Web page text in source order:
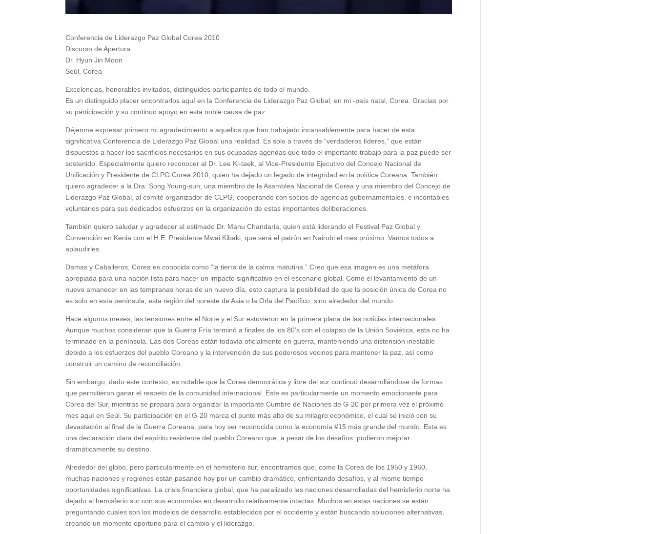
Conferencia de Liderazgo Paz Global Corea 2010
Discurso de Apertura
Dr. Hyun Jin Moon
Seúl, Corea
Excelencias, honorables invitados, distinguidos participantes de todo el mundo.
Es un distinguido placer encontrarlos aquí en la Conferencia de Liderazgo Paz Global, en mi -país natal, Corea. Gracias por
su participación y su continuo apoyo en esta noble causa de paz.
Déjenme expresar primero mi agradecimiento a aquellos que han trabajado incansablemente para hacer de esta
significativa Conferencia de Liderazgo Paz Global una realidad. Es solo a través de “verdaderos líderes,” que están
dispuestos a hacer los sacrificios necesarios en sus ocupadas agendas que todo el importante trabajo para la paz puede ser
sostenido. Especialmente quiero reconocer al Dr. Lee Ki-taek, al Vice-Presidente Ejecutivo del Concejo Nacional de
Unificación y Presidente de CLPG Corea 2010, quien ha dejado un legado de integridad en la política Coreana. También
quiero agradecer a la Dra. Song Young-sun, una miembro de la Asamblea Nacional de Corea y una miembro del Concejo de
Liderazgo Paz Global, al comité organizador de CLPG, cooperando con socios de agencias gubernamentales, e incontables
voluntarios para sus dedicados esfuerzos en la organización de estas importantes deliberaciones.
También quiero saludar y agradecer al estimado Dr. Manu Chandaria, quien está liderando el Festival Paz Global y
Convención en Kenia con el H.E. Presidente Mwai Kibaki, que será el patrón en Nairobi el mes próximo. Vamos todos a
aplaudirles.
Damas y Caballeros, Corea es conocida como “la tierra de la calma matutina.” Creo que esa imagen es una metáfora
apropiada para una nación lista para hacer un impacto significativo en el escenario global. Como el levantamiento de un
nuevo amanecer en las tempranas horas de un nuevo día, esto captura la posibilidad de que la posición única de Corea no
es solo en esta península, esta región del noreste de Asia o la Orla del Pacífico, sino alrededor del mundo.
Hace algunos meses, las tensiones entre el Norte y el Sur estuvieron en la primera plana de las noticias internacionales.
Aunque muchos consideran que la Guerra Fría terminó a finales de los 80’s con el colapso de la Unión Soviética, esta no ha
terminado en la península. Las dos Coreas están todavía oficialmente en guerra, manteniendo una distensión inestable
debido a los esfuerzos del pueblo Coreano y la intervención de sus poderosos vecinos para mantener la paz, así como
construir un camino de reconciliación.
Sin embargo, dado este contexto, es notable que la Corea democrática y libre del sur continuó desarrollándose de formas
que permitieron ganar el respeto de la comunidad internacional. Este es particularmente un momento emocionante para
Corea del Sur, mientras se prepara para organizar la importante Cumbre de Naciones de G-20 por primera vez el próximo
mes aquí en Seúl. Su participación en el G-20 marca el punto más alto de su milagro económico, el cual se inició con su
devastación al final de la Guerra Coreana, para hoy ser reconocida como la economía #15 más grande del mundo. Esta es
una declaración clara del espíritu resistente del pueblo Coreano que, a pesar de los desafíos, pudieron mejorar
dramáticamente su destino.
Alrededor del globo, pero particularmente en el hemisferio sur, encontramos que, como la Corea de los 1950 y 1960,
muchas naciones y regiones están pasando hoy por un cambio dramático, enfrentando desafíos, y al mismo tiempo
oportunidades significativas. La crisis financiera global, que ha paralizado las naciones desarrolladas del hemisferio norte ha
dejado al hemisferio sur con sus economías en desarrollo relativamente intactas. Muchos en estas naciones se están
preguntando cuales son los modelos de desarrollo establecidos por el occidente y están buscando soluciones alternativas,
creando un momento oportuno para el cambio y el liderazgo.